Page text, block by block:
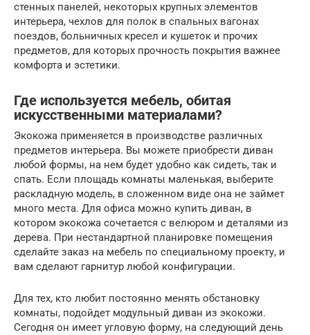
стенных панелей, некоторых крупных элементов
интерьера, чехлов для полок в спальных вагонах
поездов, больничных кресел и кушеток и прочих
предметов, для которых прочность покрытия важнее
комфорта и эстетики.
Где используется мебель, обитая
искусственными материалами?
Экокожа применяется в производстве различных
предметов интерьера. Вы можете приобрести диван
любой формы, на нем будет удобно как сидеть, так и
спать. Если площадь комнаты маленькая, выберите
раскладную модель, в сложенном виде она не займет
много места. Для офиса можно купить диван, в
котором экокожа сочетается с велюром и деталями из
дерева. При нестандартной планировке помещения
сделайте заказ на мебель по специальному проекту, и
вам сделают гарнитур любой конфигурации.
Для тех, кто любит постоянно менять обстановку
комнаты, подойдет модульный диван из экокожи.
Сегодня он имеет угловую форму, на следующий день